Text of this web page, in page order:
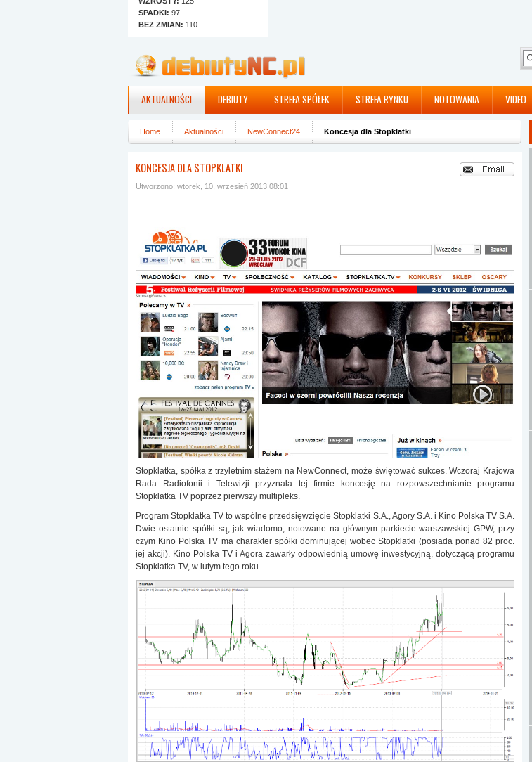
SPADKI: 97
BEZ ZMIAN: 110
AKTUALNOŚCI DEBIUTY STREFA SPÓŁEK STREFA RYNKU NOTOWANIA VIDEO
Home Aktualności NewConnect24 Koncesja dla Stopklatki
KONCESJA DLA STOPKLATKI
Utworzono: wtorek, 10, wrzesień 2013 08:01
Stopklatka, spółka z trzyletnim stażem na NewConnect, może świętować sukces. Wczoraj Krajowa
Rada Radiofonii i Telewizji przyznała tej firmie koncesję na rozpowszechnianie programu
Stopklatka TV poprzez pierwszy multipleks.
Program Stopklatka TV to wspólne przedsięwzięcie Stopklatki S.A., Agory S.A. i Kino Polska TV S.A.
Dwie ostatnie spółki są, jak wiadomo, notowane na głównym parkiecie warszawskiej GPW, przy
czym Kino Polska TV ma charakter spółki dominującej wobec Stopklatki (posiada ponad 82 proc.
jej akcji). Kino Polska TV i Agora zawarły odpowiednią umowę inwestycyjną, dotyczącą programu
Stopklatka TV, w lutym tego roku.